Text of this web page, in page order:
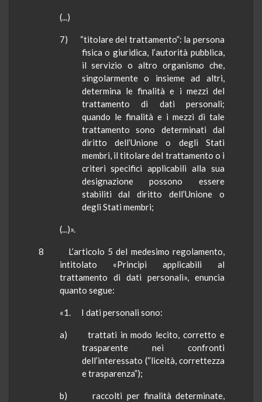
(...)
7) “titolare del trattamento”: la persona
fisica o giuridica, l’autorità pubblica,
il servizio o altro organismo che,
singolarmente o insieme ad altri,
determina le finalità e i mezzi del
trattamento di dati personali;
quando le finalità e i mezzi di tale
trattamento sono determinati dal
diritto dell’Unione o degli Stati
membri, il titolare del trattamento o i
criteri specifici applicabili alla sua
designazione possono essere
stabiliti dal diritto dell’Unione o
degli Stati membri;
(...)».
8 L’articolo 5 del medesimo regolamento,
intitolato «Principi applicabili al
trattamento di dati personali», enuncia
quanto segue:
«1. I dati personali sono:
a) trattati in modo lecito, corretto e
trasparente nei confronti
dell’interessato (“liceità, correttezza
e trasparenza”);
b) raccolti per finalità determinate,